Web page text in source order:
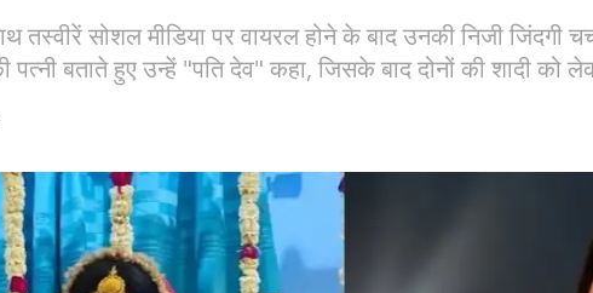
तस्वीरें सोशल मीडिया पर वायरल होने के बाद उनकी निजी जिंदगी
बताते हुए उन्हें "पति देव" कहा, जिसके बाद दोनों की शादी को